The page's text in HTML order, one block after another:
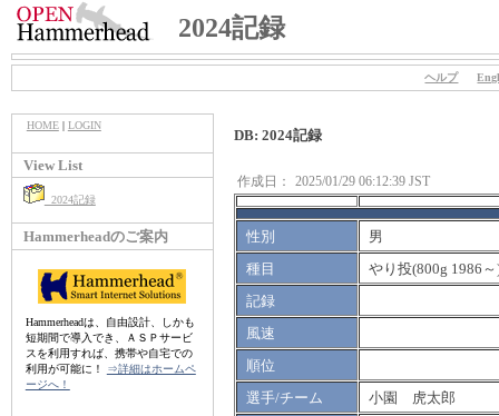
2024記録
ヘルプ
HOME| LOGIN
View List
2024記録
Hammerheadのご案内
Hammerheadは、自由設計、しかも
短期間で導入でき、ＡＳＰサービ
スを利用すれば、携帯や自宅での
利用が可能に！
⇒詳細はホームペ
ージへ！
DB: 2024記録
作成日： 2025/01/29 06:12:39 JST
性別
男
種目
やり投(800g 1986～
記録
風速
順位
選手/チーム
小園 虎太郎